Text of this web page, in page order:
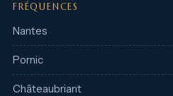
FRÉQUENCES
Nantes
Pornic
Châteaubriant